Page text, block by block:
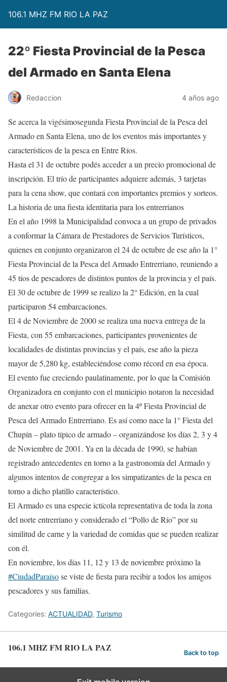
106.1 MHZ FM RIO LA PAZ
22º Fiesta Provincial de la Pesca
del Armado en Santa Elena
Redaccion 4 años ago
Se acerca la vigésimosegunda Fiesta Provincial de la Pesca del
Armado en Santa Elena, uno de los eventos más importantes y
característicos de la pesca en Entre Ríos.
Hasta el 31 de octubre podés acceder a un precio promocional de
inscripción. El trío de participantes adquiere además, 3 tarjetas
para la cena show, que contará con importantes premios y sorteos.
La historia de una fiesta identitaria para los entrerrianos
En el año 1998 la Municipalidad convoca a un grupo de privados
a conformar la Cámara de Prestadores de Servicios Turísticos,
quienes en conjunto organizaron el 24 de octubre de ese año la 1°
Fiesta Provincial de la Pesca del Armado Entrerriano, reuniendo a
45 tíos de pescadores de distintos puntos de la provincia y el país.
El 30 de octubre de 1999 se realizo la 2° Edición, en la cual
participaron 54 embarcaciones.
El 4 de Noviembre de 2000 se realiza una nueva entrega de la
Fiesta, con 55 embarcaciones, participantes provenientes de
localidades de distintas provincias y el país, ese año la pieza
mayor de 5,280 kg, estableciéndose como récord en esa época.
El evento fue creciendo paulatinamente, por lo que la Comisión
Organizadora en conjunto con el municipio notaron la necesidad
de anexar otro evento para ofrecer en la 4º Fiesta Provincial de
Pesca del Armado Entrerriano. Es así como nace la 1° Fiesta del
Chupín – plato típico de armado – organizándose los días 2, 3 y 4
de Noviembre de 2001. Ya en la década de 1990, se habían
registrado antecedentes en torno a la gastronomía del Armado y
algunos intentos de congregar a los simpatizantes de la pesca en
torno a dicho platillo característico.
El Armado es una especie ictícola representativa de toda la zona
del norte entrerriano y considerado el “Pollo de Río” por su
similitud de carne y la variedad de comidas que se pueden realizar
con él.
En noviembre, los días 11, 12 y 13 de noviembre próximo la
#CiudadParaísose viste de fiesta para recibir a todos los amigos
pescadores y sus familias.
Categories: ACTUALIDAD, Turismo
106.1 MHZ FM RIO LA PAZ Back to top